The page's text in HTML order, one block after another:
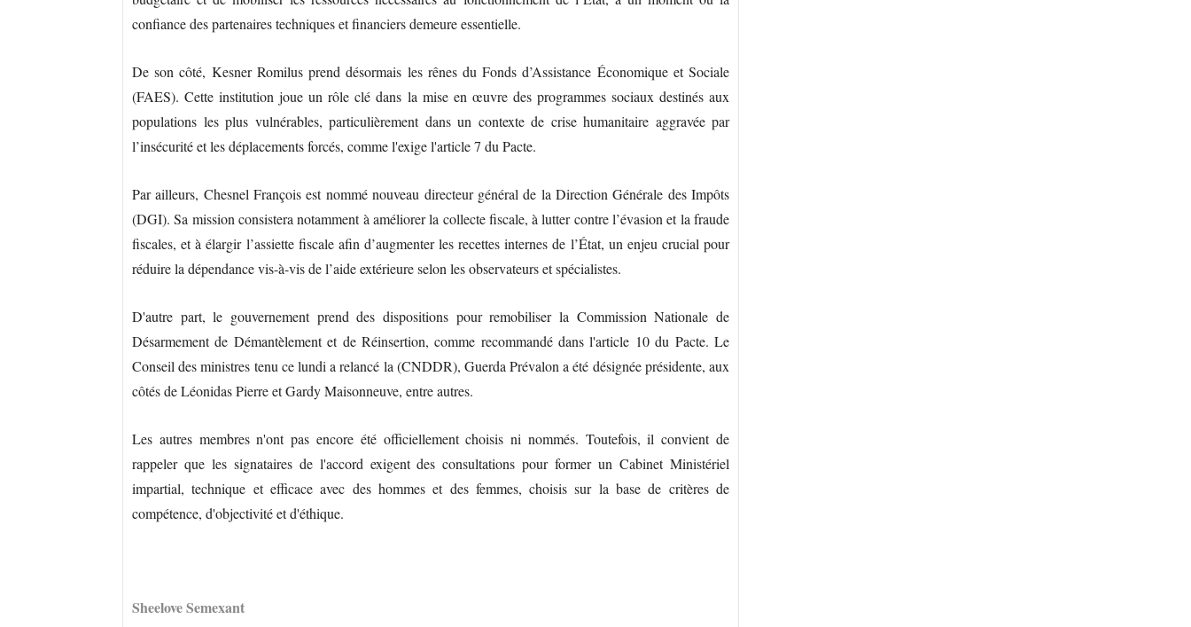
confiance des partenaires techniques et financiers demeure essentielle.
De son côté, Kesner Romilus prend désormais les rênes du Fonds d’Assistance Économique et Sociale
(FAES). Cette institution joue un rôle clé dans la mise en œuvre des programmes sociaux destinés aux
populations les plus vulnérables, particulièrement dans un contexte de crise humanitaire aggravée par
l’insécurité et les déplacements forcés, comme l'exige l'article 7 du Pacte.
Par ailleurs, Chesnel François est nommé nouveau directeur général de la Direction Générale des Impôts
(DGI). Sa mission consistera notamment à améliorer la collecte fiscale, à lutter contre l’évasion et la fraude
fiscales, et à élargir l’assiette fiscale afin d’augmenter les recettes internes de l’État, un enjeu crucial pour
réduire la dépendance vis-à-vis de l’aide extérieure selon les observateurs et spécialistes.
D'autre part, le gouvernement prend des dispositions pour remobiliser la Commission Nationale de
Désarmement de Démantèlement et de Réinsertion, comme recommandé dans l'article 10 du Pacte. Le
Conseil des ministres tenu ce lundi a relancé la (CNDDR), Guerda Prévalon a été désignée présidente, aux
côtés de Léonidas Pierre et Gardy Maisonneuve, entre autres.
Les autres membres n'ont pas encore été officiellement choisis ni nommés. Toutefois, il convient de
rappeler que les signataires de l'accord exigent des consultations pour former un Cabinet Ministériel
impartial, technique et efficace avec des hommes et des femmes, choisis sur la base de critères de
compétence, d'objectivité et d'éthique.
Sheelove Semexant